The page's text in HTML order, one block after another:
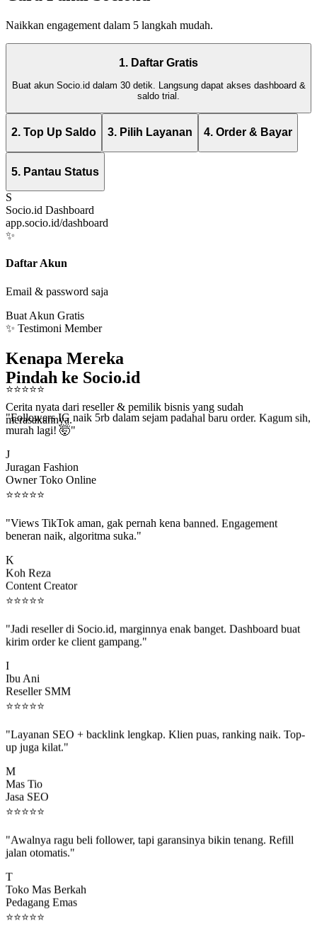
Naikkan engagement dalam 5 langkah mudah.
1. Daftar Gratis
Buat akun Socio.id dalam 30 detik. Langsung dapat akses dashboard &
saldo trial.
2. Top Up Saldo 3. Pilih Layanan 4. Order & Bayar
5. Pantau Status
S
Socio.id Dashboard
app.socio.id/dashboard
✨
Daftar Akun
Email & password saja
Buat Akun Gratis
✨ Testimoni Member
Kenapa Mereka
Pindah ke Socio.id
Cerita nyata dari reseller & pemilik bisnis yang sudah
merasakannya.
⭐⭐⭐⭐⭐
"Followers IG naik 5rb dalam sejam padahal baru order. Kagum sih,
murah lagi! 🤯"
Juragan Fashion
Owner Toko Online
⭐⭐⭐⭐ ⭐
beneran naik, algoritma suka."
Koh Reza
Content Creator
⭐⭐⭐⭐⭐
kirim order ke client gampang."
Ibu Ani
Reseller SMM
⭐⭐⭐⭐⭐
up juga kilat."
Mas Tio
Jasa SEO
⭐⭐⭐⭐⭐
jalan otomatis."
Toko Mas Berkah
Pedagang Emas
⭐⭐⭐⭐⭐